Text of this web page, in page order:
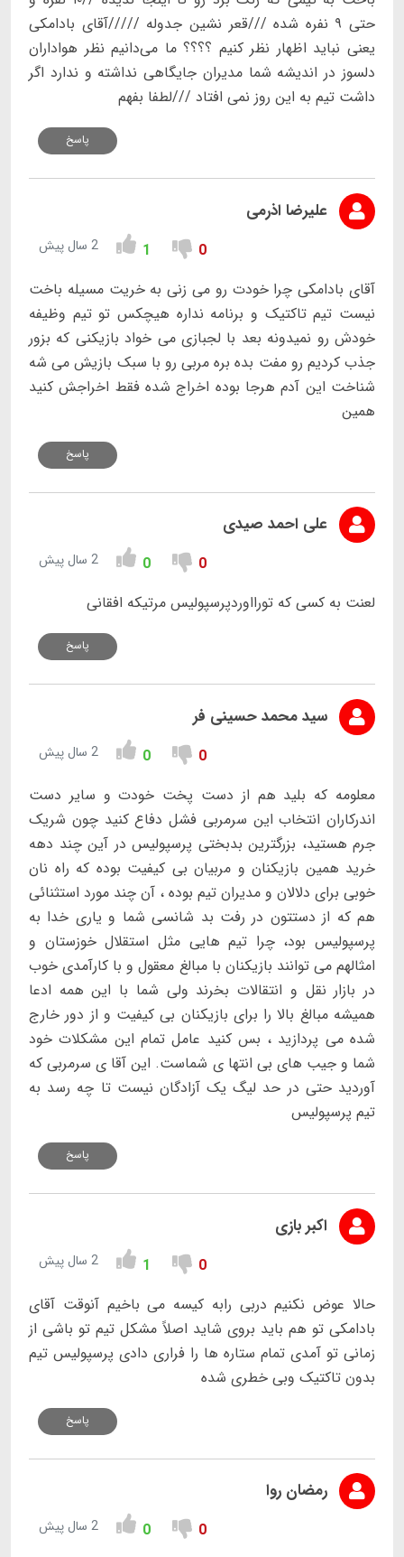
حتی ۹ نفره شده ///قعر نشین جدوله /////آقای بادامکی
یعنی نباید اظهار نظر کنیم ؟؟؟؟ ما می‌دانیم نظر هواداران
دلسوز در اندیشه شما مدیران جایگاهی نداشته و ندارد اگر
داشت تیم به این روز نمی افتاد ///لطفا بفهم
پاسخ
علیرضا اذرمی
0
1 2 سال پیش
آقای بادامکی چرا خودت رو می زنی به خریت مسیله باخت
نیست تیم تاکتیک و برنامه نداره هیچکس تو تیم وظیفه
خودش رو نمیدونه بعد با لجبازی می خواد بازیکنی که بزور
جذب کردیم رو مفت بده بره مربی رو با سبک بازیش می شه
شناخت این آدم هرجا بوده اخراج شده فقط اخراجش کنید
همین
پاسخ
علی احمد صیدی
0
0 2 سال پیش
لعنت به کسی که تورااوردپرسپولیس مرتیکه افقانی
پاسخ
سید محمد حسینی فر
0
0 2 سال پیش
معلومه که بلید هم از دست پخت خودت و سایر دست
اندرکاران انتخاب این سرمربی فشل دفاع کنید چون شریک
جرم هستید، بزرگترین بدبختی پرسپولیس در آین چند دهه
خرید همین بازیکنان و مربیان بی کیفیت بوده که راه نان
خوبی برای دلالان و مدیران تیم بوده ، آن چند مورد استثنائی
هم که از دستتون در رفت بد شانسی شما و یاری خدا به
پرسپولیس بود، چرا تیم هایی مثل استقلال خوزستان و
امثالهم می توانند بازیکنان با مبالغ معقول و با کارآمدی خوب
در بازار نقل و انتقالات بخرند ولی شما با این همه ادعا
همیشه مبالغ بالا را برای بازیکنان بی کیفیت و از دور خارج
شده می پردازید ، بس کنید عامل تمام این مشکلات خود
شما و جیب های بی انتها ی شماست. این آقا ی سرمربی که
آوردید حتی در حد لیگ یک آزادگان نیست تا چه رسد به
تیم پرسپولیس
پاسخ
اکبر بازی
0
1 2 سال پیش
حالا عوض نکنیم دربی رابه کیسه می باخیم آنوقت آقای
بادامکی تو هم باید بروی شاید اصلاً مشکل تیم تو باشی از
زمانی تو آمدی تمام ستاره ها را فراری دادی پرسپولیس تیم
بدون تاکتیک وبی خطری شده
پاسخ
رمضان روا
0
0 2 سال پیش